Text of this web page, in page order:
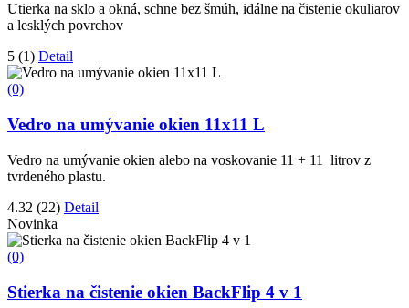
Utierka na sklo a okná, schne bez šmúh, idálne na čistenie okuliarov
a lesklých povrchov
5 (1) Detail
(0)
Vedro na umývanie okien 11x11 L
Vedro na umývanie okien alebo na voskovanie 11 + 11 litrov z
tvrdeného plastu.
4.32 (22) Detail
Novinka
(0)
Stierka na čistenie okien BackFlip 4 v 1